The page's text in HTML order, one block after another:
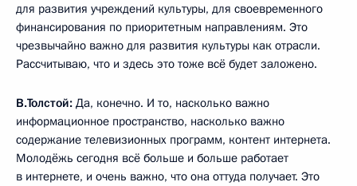
для развития учреждений культуры, для своевременного
финансирования по приоритетным направлениям. Это
чрезвычайно важно для развития культуры как отрасли.
Рассчитываю, что и здесь это тоже всё будет заложено.
В.Толстой: Да, конечно. И то, насколько важно
информационное пространство, насколько важно
содержание телевизионных программ, контент интернета.
Молодёжь сегодня всё больше и больше работает
в интернете, и очень важно, что она оттуда получает. Это